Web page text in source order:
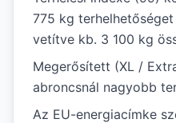
775 kg
vetítve kb. 3 100 kg
Megerősített (XL /
abroncsnál nagyobb
Az EU-energiacímke